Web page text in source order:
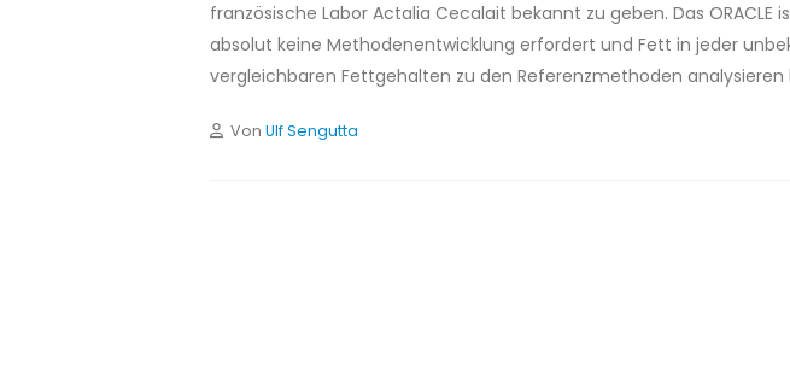
französische Labor Actalia Cecalait bekannt zu geben. Das
absolut keine Methodenentwicklung erfordert und Fett in jeder
vergleichbaren Fettgehalten zu den Referenzmethoden analysieren
Von Ulf Sengutta